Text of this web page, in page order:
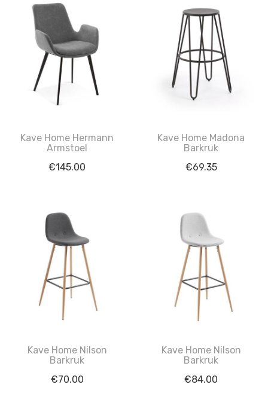
Kave Home Hermann
Armstoel
€145.00
Kave Home Madona
Barkruk
€69.35
Kave Home Nilson
Barkruk
€70.00
Kave Home Nilson
Barkruk
€84.00